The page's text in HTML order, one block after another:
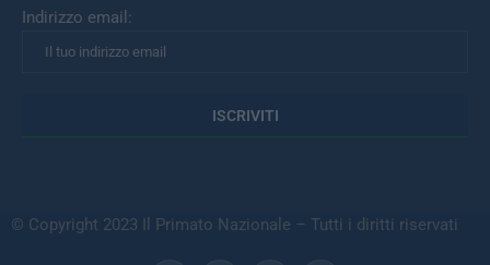
Indirizzo email:
© Copyright 2023 Il Primato Nazionale – Tutti i diritti riservati